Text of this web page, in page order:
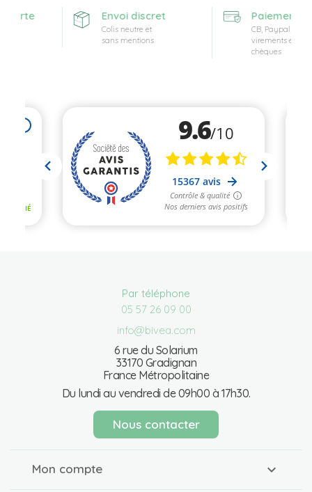
Envoi discret
Colis neutre et
sans mentions
Paiement
CB, Paypal,
virements et
chèques
Par téléphone
05 57 26 09 00
info@bivea.com
6 rue du Solarium
33170 Gradignan
France Métropolitaine
Du lundi au vendredi de 09h00 à 17h30.
Nous contacter
Mon compte